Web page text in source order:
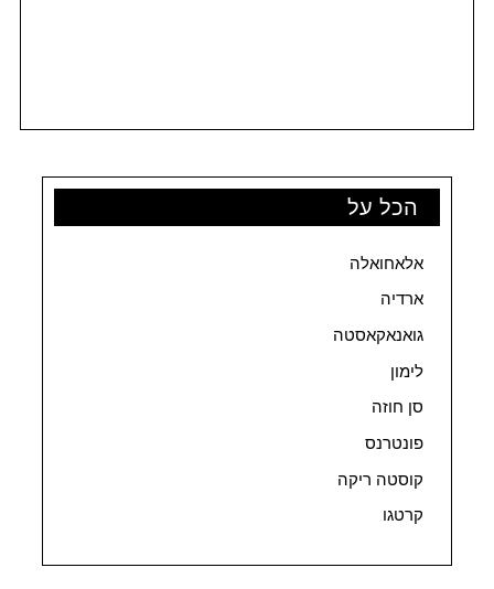
הכל על
אלאחואלה
ארדיה
גואנאקאסטה
לימון
סן חוזה
פונטרנס
קוסטה ריקה
קרטגו